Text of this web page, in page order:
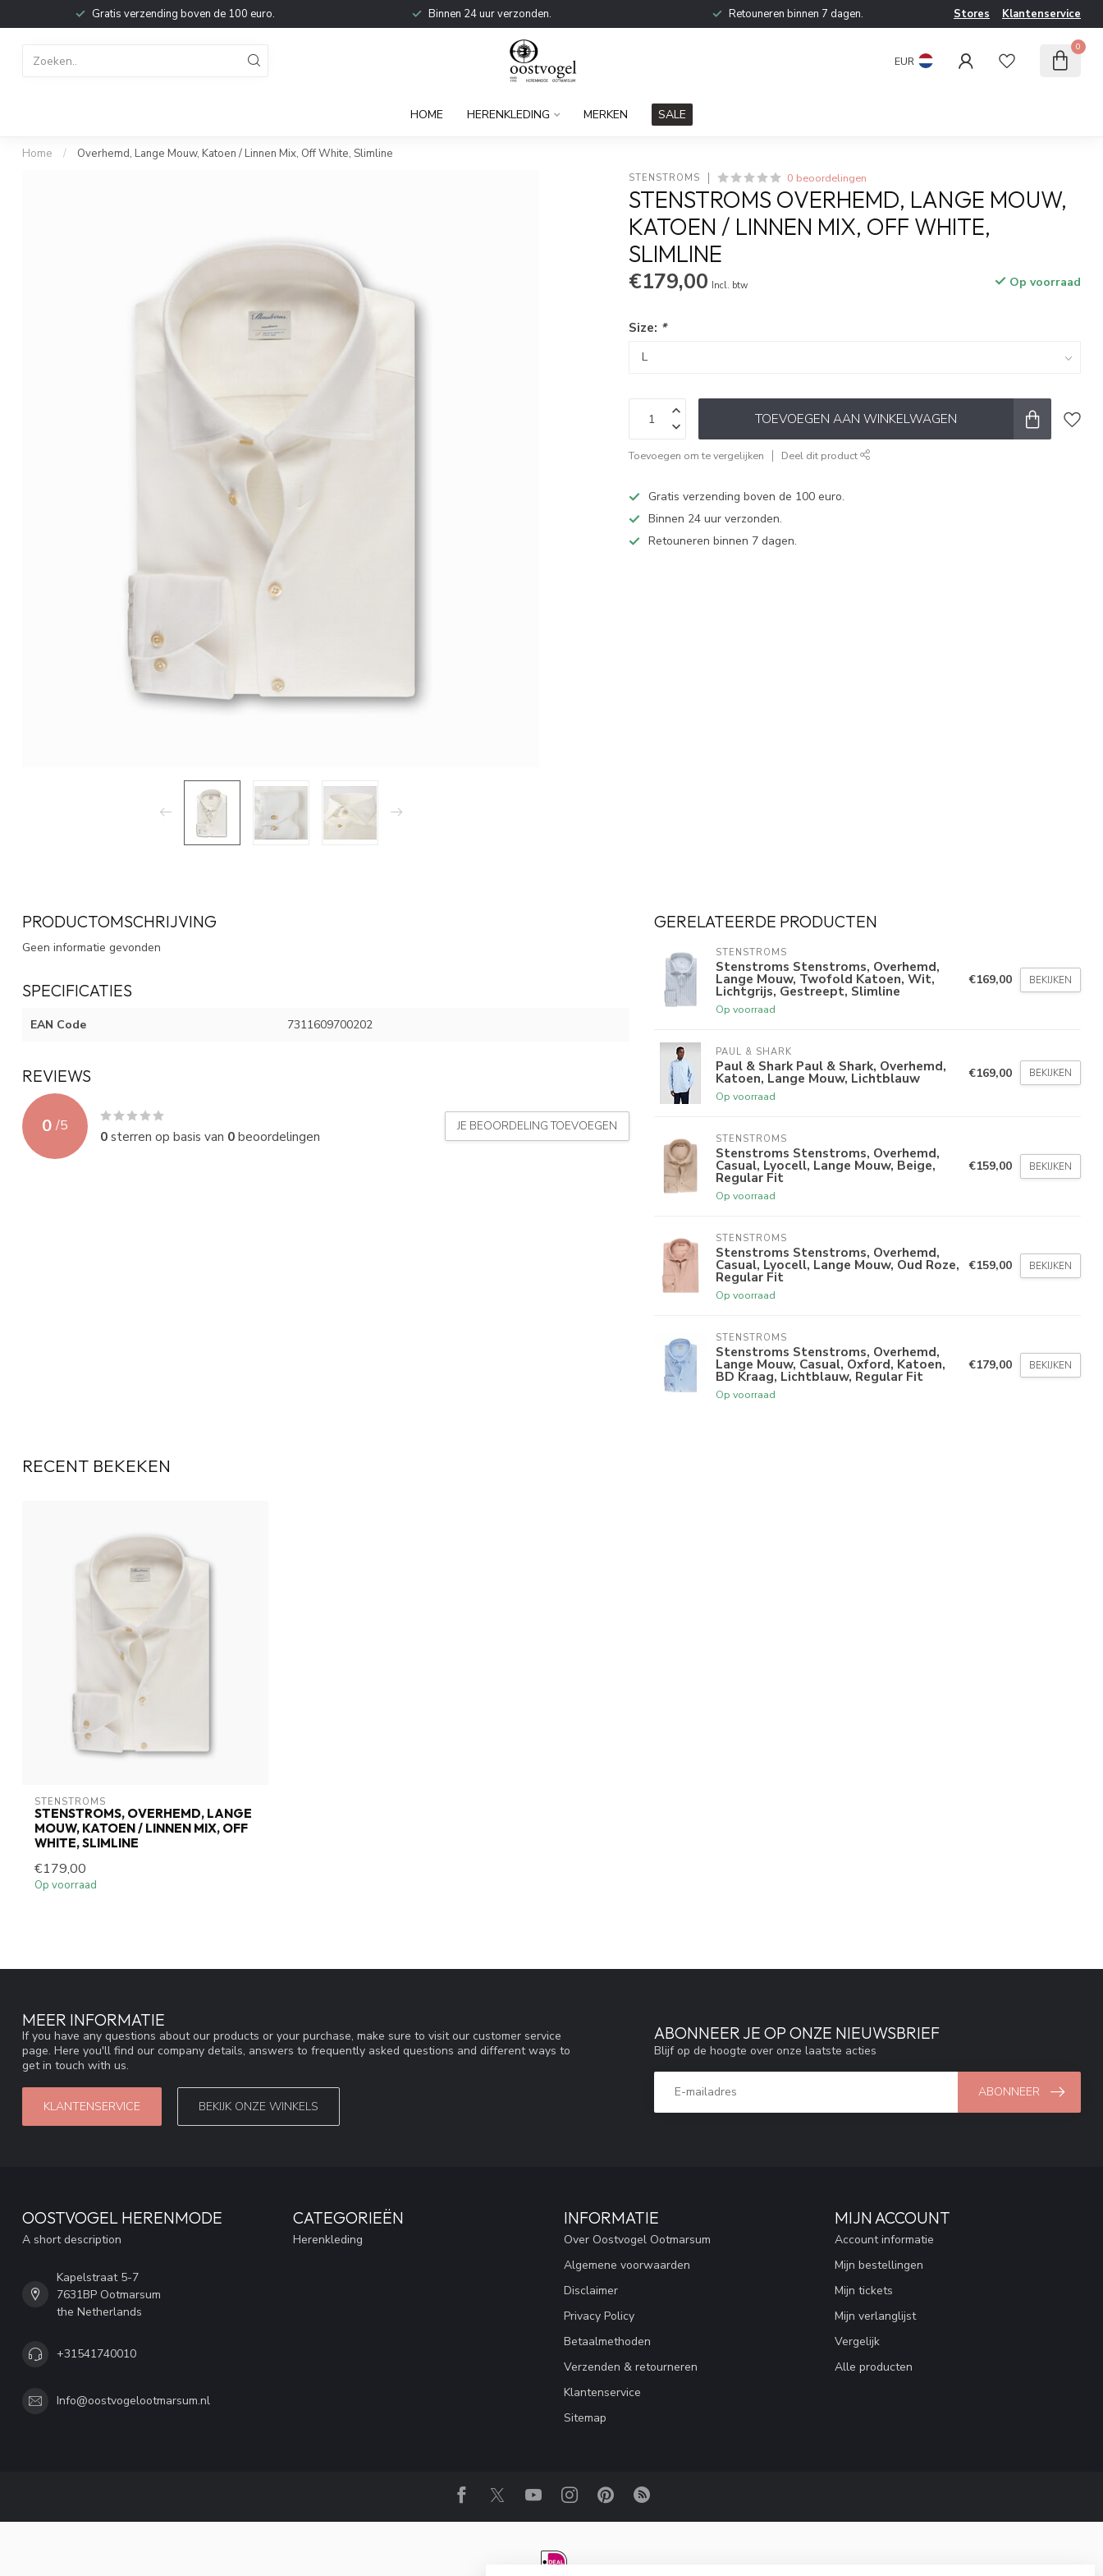
Gratis verzending boven de 100 euro. Binnen 24 uur verzonden. Retouneren binnen 7 dagen. Stores Klantenservice
EUR
0
HOME HERENKLEDING MERKEN SALE
Home / Overhemd, Lange Mouw, Katoen / Linnen Mix, Off White, Slimline
STENSTROMS 0 beoordelingen
STENSTROMS OVERHEMD, LANGE MOUW,
KATOEN / LINNEN MIX, OFF WHITE,
SLIMLINE
€179,00 Incl. btw Op voorraad
Size: *
TOEVOEGEN AAN WINKELWAGEN
Toevoegen om te vergelijken Deel dit product
Gratis verzending boven de 100 euro.
Binnen 24 uur verzonden.
Retouneren binnen 7 dagen.
PRODUCTOMSCHRIJVING
Geen informatie gevonden
SPECIFICATIES
EAN Code 7311609700202
REVIEWS
0 /5
0sterren op basis van 0beoordelingen
JE BEOORDELING TOEVOEGEN
GERELATEERDE PRODUCTEN
STENSTROMS
Stenstroms Stenstroms, Overhemd,
Lange Mouw, Twofold Katoen, Wit,
Lichtgrijs, Gestreept, Slimline
Op voorraad
€169,00 BEKIJKEN
PAUL & SHARK
Paul & Shark Paul & Shark, Overhemd,
Katoen, Lange Mouw, Lichtblauw
Op voorraad
€169,00 BEKIJKEN
STENSTROMS
Stenstroms Stenstroms, Overhemd,
Casual, Lyocell, Lange Mouw, Beige,
Regular Fit
Op voorraad
€159,00 BEKIJKEN
STENSTROMS
Stenstroms Stenstroms, Overhemd,
Casual, Lyocell, Lange Mouw, Oud Roze,
Regular Fit
Op voorraad
€159,00 BEKIJKEN
STENSTROMS
Stenstroms Stenstroms, Overhemd,
Lange Mouw, Casual, Oxford, Katoen,
BD Kraag, Lichtblauw, Regular Fit
Op voorraad
€179,00 BEKIJKEN
RECENT BEKEKEN
STENSTROMS
STENSTROMS, OVERHEMD, LANGE
MOUW, KATOEN / LINNEN MIX, OFF
WHITE, SLIMLINE
€179,00
Op voorraad
MEER INFORMATIE
If you have any questions about our products or your purchase, make sure to visit our customer service
page. Here you'll find our company details, answers to frequently asked questions and different ways to
get in touch with us.
KLANTENSERVICE BEKIJK ONZE WINKELS
ABONNEER JE OP ONZE NIEUWSBRIEF
Blijf op de hoogte over onze laatste acties
ABONNEER
OOSTVOGEL HERENMODE
A short description
Kapelstraat 5-7
7631BP Ootmarsum
the Netherlands
+31541740010
Info@oostvogelootmarsum.nl
CATEGORIEËN
Herenkleding
INFORMATIE
Over Oostvogel Ootmarsum
Algemene voorwaarden
Disclaimer
Privacy Policy
Betaalmethoden
Verzenden & retourneren
Klantenservice
Sitemap
MIJN ACCOUNT
Account informatie
Mijn bestellingen
Mijn tickets
Mijn verlanglijst
Vergelijk
Alle producten